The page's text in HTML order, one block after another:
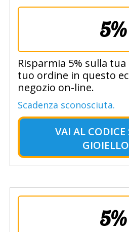
5%
Risparmia 5% sulla
tuo ordine in questo
negozio on-line.
Scadenza sconosciuta.
VAI AL
5%